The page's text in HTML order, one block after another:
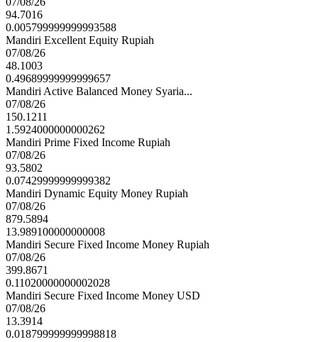
94.7016
0.005799999999993588
Mandiri Excellent Equity Rupiah
07/08/26
48.1003
0.49689999999999657
Mandiri Active Balanced Money Syaria...
07/08/26
150.1211
1.5924000000000262
Mandiri Prime Fixed Income Rupiah
07/08/26
93.5802
0.07429999999999382
Mandiri Dynamic Equity Money Rupiah
07/08/26
879.5894
13.989100000000008
Mandiri Secure Fixed Income Money Rupiah
07/08/26
399.8671
0.11020000000002028
Mandiri Secure Fixed Income Money USD
07/08/26
13.3914
0.018799999999998818